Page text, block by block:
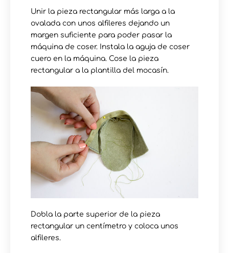
Unir la pieza rectangular más larga a la
ovalada con unos alfileres dejando un
margen suficiente para poder pasar la
máquina de coser. Instala la aguja de coser
cuero en la máquina. Cose la pieza
rectangular a la plantilla del mocasín.
Dobla la parte superior de la pieza
rectangular un centímetro y coloca unos
alfileres.